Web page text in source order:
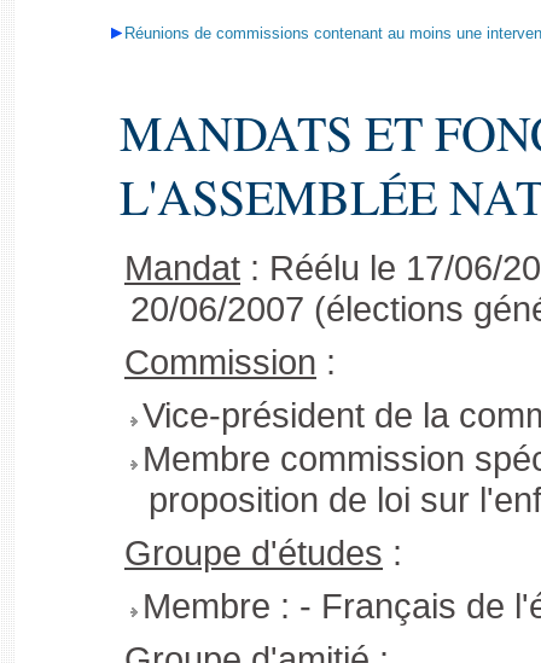
Réunions de commissions contenant au moins une
MANDATS ET
L'ASSEMBLÉE
Mandat : Réélu le 17/06/
20/06/2007 (élections
Commission :
Vice-président de la
Membre commission
proposition de loi sur
Groupe d'études :
Membre : - Français de